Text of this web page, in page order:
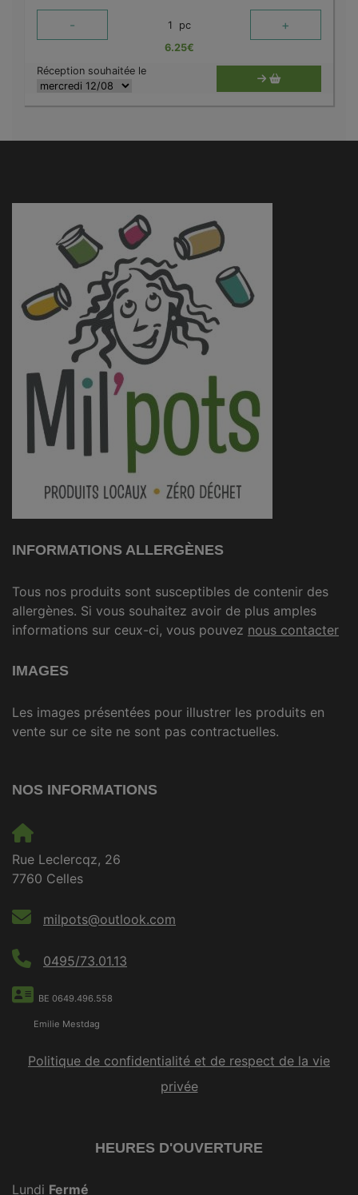
- 1 pc +
6.25€
Réception souhaitée le
INFORMATIONS ALLERGÈNES
Tous nos produits sont susceptibles de contenir des
allergènes. Si vous souhaitez avoir de plus amples
informations sur ceux-ci, vous pouvez nous contacter
IMAGES
Les images présentées pour illustrer les produits en
vente sur ce site ne sont pas contractuelles.
NOS INFORMATIONS
Rue Leclercqz, 26
7760 Celles
milpots@outlook.com
0495/73.01.13
BE 0649.496.558
Emilie Mestdag
Politique de confidentialité et de respect de la vie
privée
HEURES D'OUVERTURE
Lundi Fermé